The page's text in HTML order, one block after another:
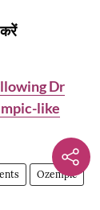
Dr
like
Ozempic